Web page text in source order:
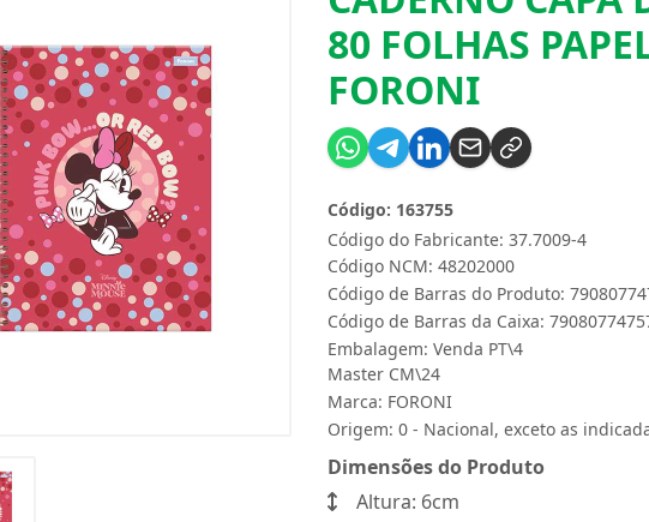
80 FOLHAS
FORONI
Código do Fabricante: 37.7009-4
Código: 163755
Código NCM: 48202000
Código de Barras do Produto:
Código de Barras da Caixa:
Embalagem: Venda PT\4
Master CM\24
Marca: FORONI
Origem: 0 - Nacional, exceto as
Dimensões do Produto
Altura: 6cm